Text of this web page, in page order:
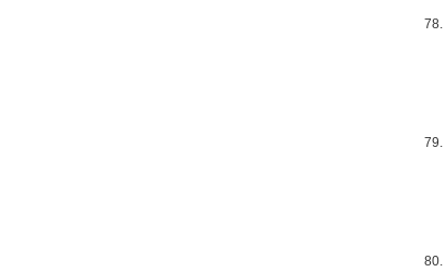
78.
79.
80.